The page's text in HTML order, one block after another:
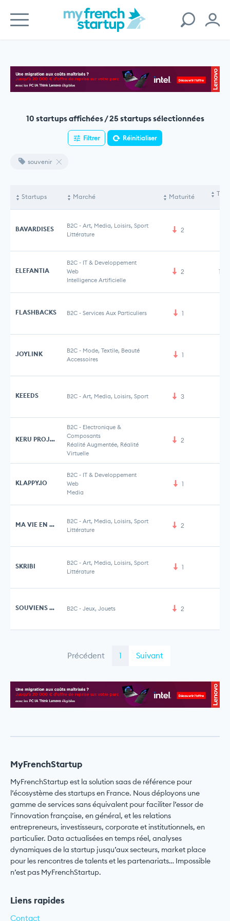
10 startups affichées / 25 startups sélectionnées
Filtrer Réinitialiser
souvenir
Startups Marché Maturité
BAVARDISES B2C - Art, Media, Loisirs, Sport
Littérature
2
ELEFANTIA
B2C - IT & Developpement
Web
Intelligence Artificielle
2
FLASHBACKS B2C - Services Aux Particuliers 1
JOYLINK B2C - Mode, Textile, Beauté
Accessoires
1
KEEEDS B2C - Art, Media, Loisirs, Sport 3
KERU PROJECT
B2C - Electronique &
Composants
Réalité Augmentée, Réalité
Virtuelle
2
KLAPPY.IO
B2C - IT & Developpement
Web
Media
1
MA VIE EN LIVRE B2C - Art, Media, Loisirs, Sport
Littérature
2
SKRIBI B2C - Art, Media, Loisirs, Sport
Littérature
1
SOUVIENS TOI DE B2C - Jeux, Jouets 2
Précédent 1 Suivant
MyFrenchStartup
MyFrenchStartup est la solution saas de référence pour
l’écosystème des startups en France. Nous déployons une
gamme de services sans équivalent pour faciliter l’essor de
l’innovation française, en général, et les relations
entrepreneurs, investisseurs, corporate et institutionnels, en
particulier. Data actualisées en temps réel, analyses
dynamiques de la startup jusqu’aux secteurs, market place
pour les rencontres de talents et les partenariats… Impossible
n’est pas MyFrenchStartup.
Liens rapides
Contact